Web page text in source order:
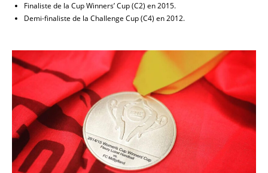
Finaliste de la Cup Winners’ Cup (C2) en 2015.
Demi-finaliste de la Challenge Cup (C4) en 2012.